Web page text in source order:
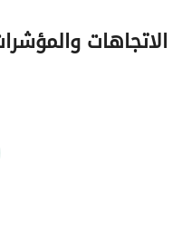
الاتجاهات